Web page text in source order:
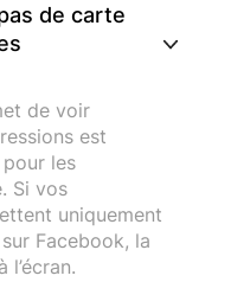
de carte
de voir
est
les
Si vos
uniquement
Facebook, la
l’écran.